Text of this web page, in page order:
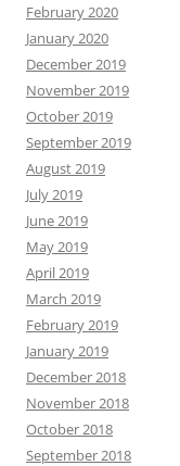
February 2020
January 2020
December 2019
November 2019
October 2019
September 2019
August 2019
July 2019
June 2019
May 2019
April 2019
March 2019
February 2019
January 2019
December 2018
November 2018
October 2018
September 2018